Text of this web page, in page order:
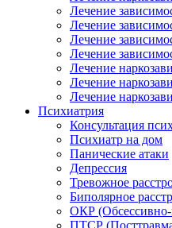
Лечение
Лечение
Лечение
Лечение
Лечение
Лечение
Лечение
Психиатрия
Консультация
Психиатр на дом
Панические атаки
Депрессия
Тревожное
Биполярное
ОКР (Обсессивно-
ПТСР